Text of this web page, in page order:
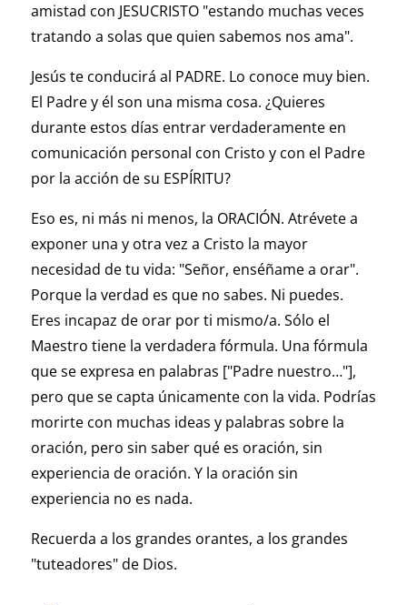
amistad con JESUCRISTO "estando muchas veces
tratando a solas que quien sabemos nos ama".
Jesús te conducirá al PADRE. Lo conoce muy bien.
El Padre y él son una misma cosa. ¿Quieres
durante estos días entrar verdaderamente en
comunicación personal con Cristo y con el Padre
por la acción de su ESPÍRITU?
Eso es, ni más ni menos, la ORACIÓN. Atrévete a
exponer una y otra vez a Cristo la mayor
necesidad de tu vida: "Señor, enséñame a orar".
Porque la verdad es que no sabes. Ni puedes.
Eres incapaz de orar por ti mismo/a. Sólo el
Maestro tiene la verdadera fórmula. Una fórmula
que se expresa en palabras ["Padre nuestro…"],
pero que se capta únicamente con la vida. Podrías
morirte con muchas ideas y palabras sobre la
oración, pero sin saber qué es oración, sin
experiencia de oración. Y la oración sin
experiencia no es nada.
Recuerda a los grandes orantes, a los grandes
"tuteadores" de Dios.